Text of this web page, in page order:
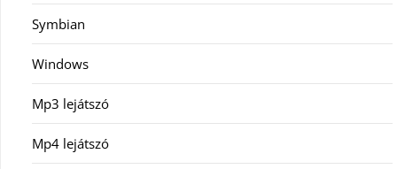
Symbian
Windows
Mp3 lejátszó
Mp4 lejátszó